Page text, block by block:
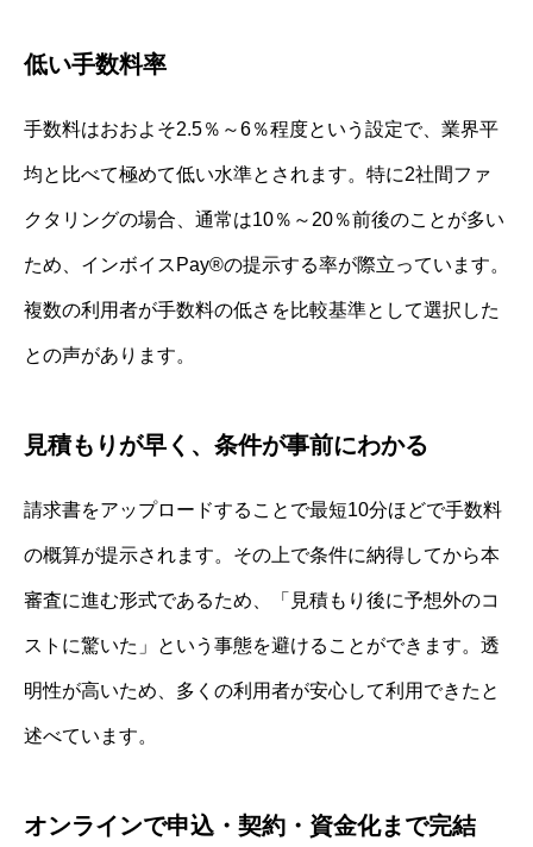
低い手数料率
手数料はおおよそ2.5％～6％程度という設定で、業界平
均と比べて極めて低い水準とされます。特に2社間ファ
クタリングの場合、通常は10％～20％前後のことが多い
ため、インボイスPay®の提示する率が際立っています。
複数の利用者が手数料の低さを比較基準として選択した
との声があります。
見積もりが早く、条件が事前にわかる
請求書をアップロードすることで最短10分ほどで手数料
の概算が提示されます。その上で条件に納得してから本
審査に進む形式であるため、「見積もり後に予想外のコ
ストに驚いた」という事態を避けることができます。透
明性が高いため、多くの利用者が安心して利用できたと
述べています。
オンラインで申込・契約・資金化まで完結